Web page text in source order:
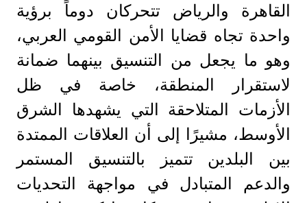
القاهرة والرياض تتحركان دوماً برؤية
واحدة تجاه قضايا الأمن القومي العربي،
وهو ما يجعل من التنسيق بينهما ضمانة
لاستقرار المنطقة، خاصة في ظل
الأزمات المتلاحقة التي يشهدها الشرق
الأوسط، مشيرًا إلى أن العلاقات الممتدة
بين البلدين تتميز بالتنسيق المستمر
والدعم المتبادل في مواجهة التحديات